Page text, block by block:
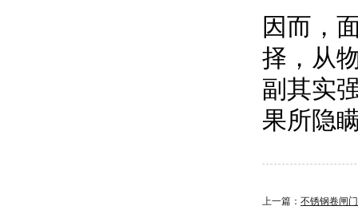
因而，
择，从
副其实
果所隐
上一篇： 不锈钢卷闸